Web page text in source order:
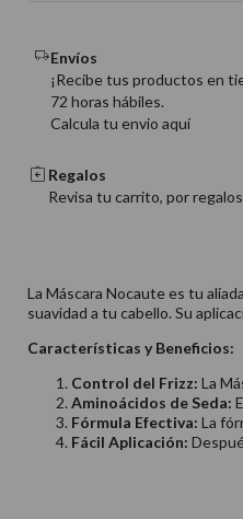
Envíos
¡Recibe tus productos en
72 horas hábiles.
Calcula tu envio aquí
Regalos
Revisa tu carrito, por
La Máscara Nocaute es tu
suavidad a tu cabello. Su
Características y Beneficios:
Control del Frizz: La
Aminoácidos de Seda:
Fórmula Efectiva: La
Fácil Aplicación: